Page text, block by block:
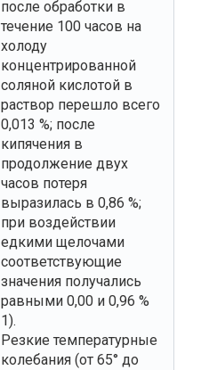
после обработки в
течение 100 часов на
холоду
концентрированной
соляной кислотой в
раствор перешло всего
0,013 %; после
кипячения в
продолжение двух
часов потеря
выразилась в 0,86 %;
при воздействии
едкими щелочами
соответствующие
значения получались
равными 0,00 и 0,96 %
1).
Резкие температурные
колебания (от 65° до